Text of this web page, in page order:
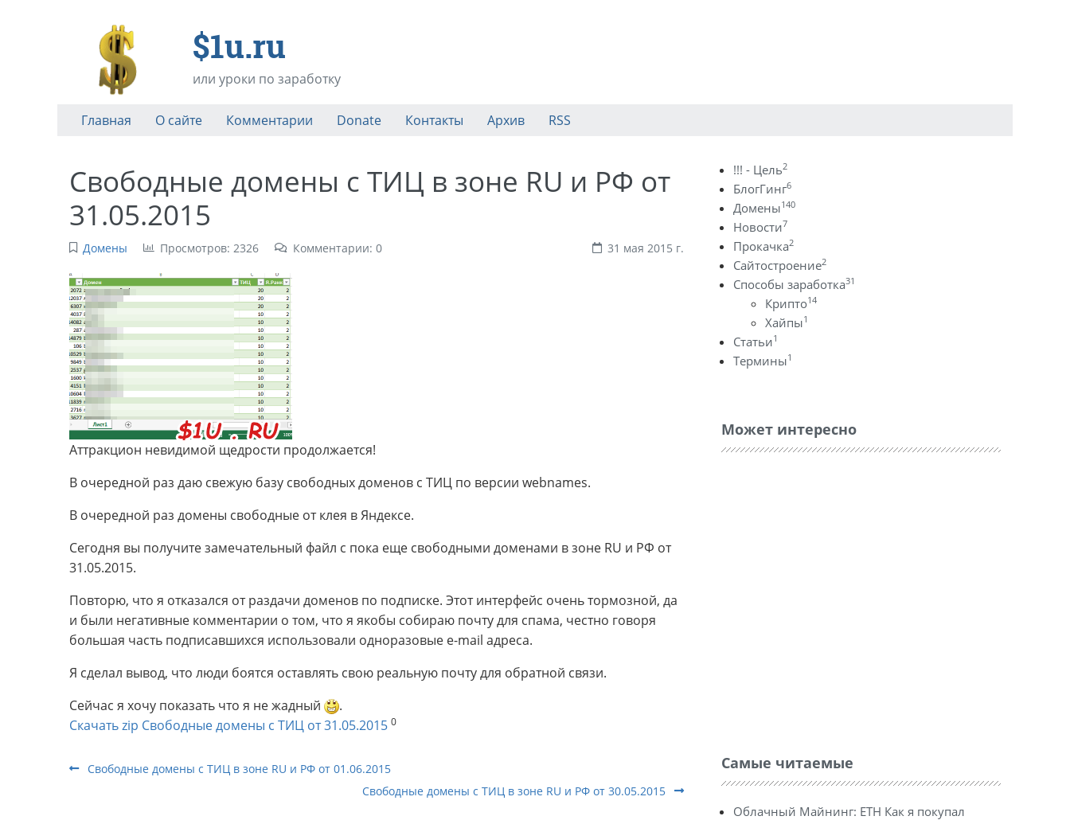
$1u.ru
или уроки по заработку
Главная О сайте Комментарии Donate Контакты Архив RSS
Свободные домены с ТИЦ в зоне RU и РФ от
31.05.2015
Домены Просмотров: 2326 Комментарии: 0 31 мая 2015 г.
Аттракцион невидимой щедрости продолжается!
В очередной раз даю свежую базу свободных доменов с ТИЦ по версии webnames.
В очередной раз домены свободные от клея в Яндексе.
Сегодня вы получите замечательный файл с пока еще свободными доменами в зоне RU и РФ от
31.05.2015.
Повторю, что я отказался от раздачи доменов по подписке. Этот интерфейс очень тормозной, да
и были негативные комментарии о том, что я якобы собираю почту для спама, честно говоря
большая часть подписавшихся использовали одноразовые e-mail адреса.
Я сделал вывод, что люди боятся оставлять свою реальную почту для обратной связи.
Сейчас я хочу показать что я не жадный
.
Скачать zip Свободные домены с ТИЦ от 31.05.2015 0
Свободные домены с ТИЦ в зоне RU и РФ от 01.06.2015
Свободные домены с ТИЦ в зоне RU и РФ от 30.05.2015
!!! - Цель2
БлогГинг6
Домены140
Новости7
Прокачка2
Сайтостроение2
Способы заработка31
Крипто14
Хайпы1
Статьи1
Термины1
Может интересно
Самые читаемые
Облачный Майнинг: ETH Как я покупал